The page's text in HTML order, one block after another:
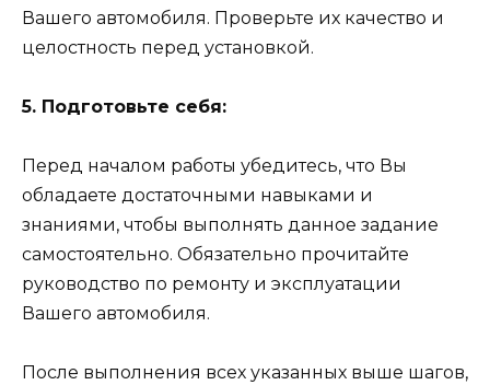
Вашего автомобиля. Проверьте их качество и
целостность перед установкой.
5. Подготовьте себя:
Перед началом работы убедитесь, что Вы
обладаете достаточными навыками и
знаниями, чтобы выполнять данное задание
самостоятельно. Обязательно прочитайте
руководство по ремонту и эксплуатации
Вашего автомобиля.
После выполнения всех указанных выше шагов,